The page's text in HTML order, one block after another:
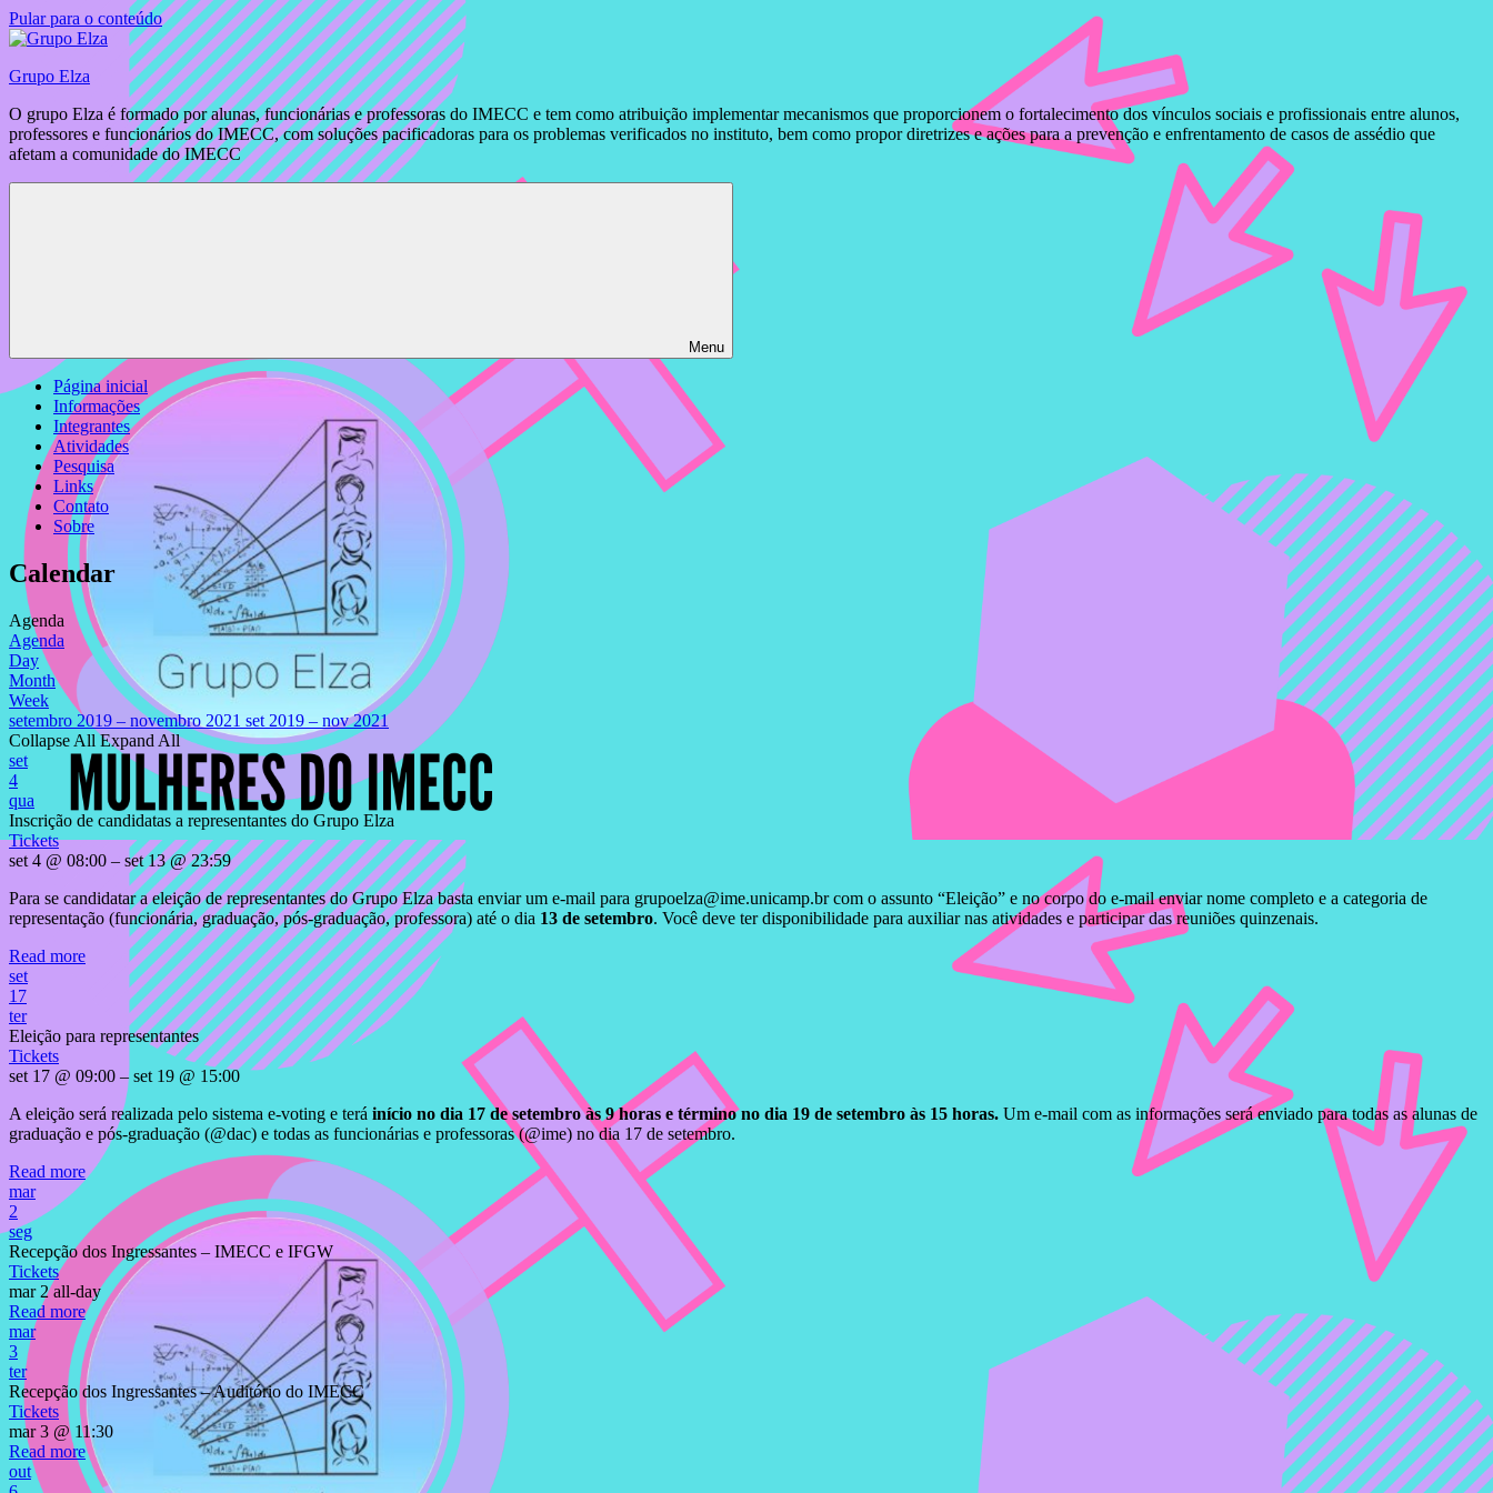
Pular para o conteúdo
Grupo Elza
O grupo Elza é formado por alunas, funcionárias e professoras do IMECC e tem como atribuição implementar mecanismos que proporcionem o fortalecimento dos vínculos sociais e profissionais entre alunos,
professores e funcionários do IMECC, com soluções pacificadoras para os problemas verificados no instituto, bem como propor diretrizes e ações para a prevenção e enfrentamento de casos de assédio que
afetam a comunidade do IMECC
Menu
Página inicial
Informações
Integrantes
Atividades
Pesquisa
Links
Contato
Sobre
Calendar
Agenda
Agenda
Day
Month
Week
setembro 2019 – novembro 2021 set 2019 – nov 2021
Collapse AllExpand All
set
4
qua
Inscrição de candidatas a representantes do Grupo Elza
Tickets
set 4 @ 08:00 – set 13 @ 23:59
Para se candidatar a eleição de representantes do Grupo Elza basta enviar um e-mail para grupoelza@ime.unicamp.br com o assunto “Eleição” e no corpo do e-mail enviar nome completo e a categoria de
representação (funcionária, graduação, pós-graduação, professora) até o dia 13 de setembro. Você deve ter disponibilidade para auxiliar nas atividades e participar das reuniões quinzenais.
Read more
set
17
ter
Eleição para representantes
Tickets
set 17 @ 09:00 – set 19 @ 15:00
A eleição será realizada pelo sistema e-voting e terá início no dia 17 de setembro às 9 horas e término no dia 19 de setembro às 15 horas. Um e-mail com as informações será enviado para todas as alunas de
graduação e pós-graduação (@dac) e todas as funcionárias e professoras (@ime) no dia 17 de setembro.
Read more
mar
2
seg
Recepção dos Ingressantes – IMECC e IFGW
Tickets
mar 2all-day
Read more
mar
3
ter
Recepção dos Ingressantes – Auditório do IMECC
Tickets
mar 3 @ 11:30
Read more
out